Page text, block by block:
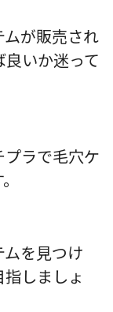
が販売され
いか迷って
ラで毛穴ケ
を見つけ
しましょ